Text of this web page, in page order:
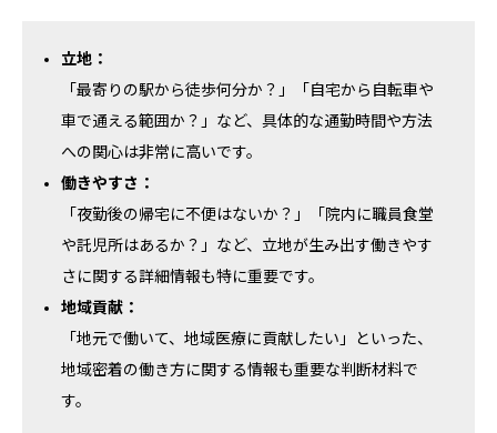
立地：
「最寄りの駅から徒歩何分か？」「自宅から自転車や
車で通える範囲か？」など、具体的な通勤時間や方法
への関心は非常に高いです。
働きやすさ：
「夜勤後の帰宅に不便はないか？」「院内に職員食堂
や託児所はあるか？」など、立地が生み出す働きやす
さに関する詳細情報も特に重要です。
地域貢献：
「地元で働いて、地域医療に貢献したい」といった、
地域密着の働き方に関する情報も重要な判断材料で
す。